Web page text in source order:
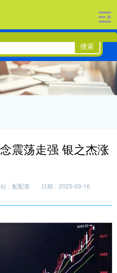
搜索
震荡走强 银之杰涨
：配配查
日期：2025-09-16